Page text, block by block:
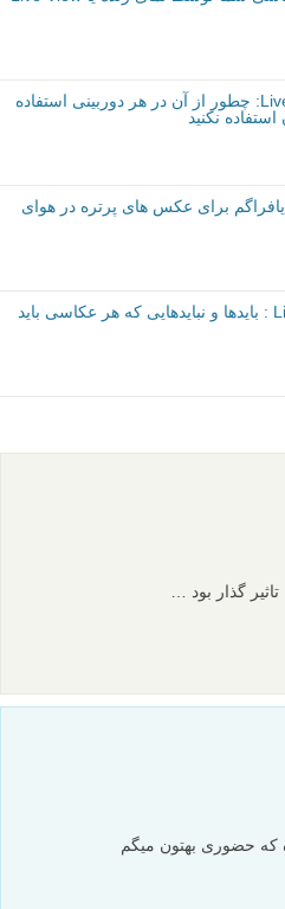
نمایش زنده یا Live View: چطور از آن در هر دوربینی استفاده
نکنید
برای عکس های پرتره در هوای
نمای زنده یا Live View : بایدها و نباید‌هایی که هر عکاسی باید
گذار بود …
که حضوری بهتون میگم